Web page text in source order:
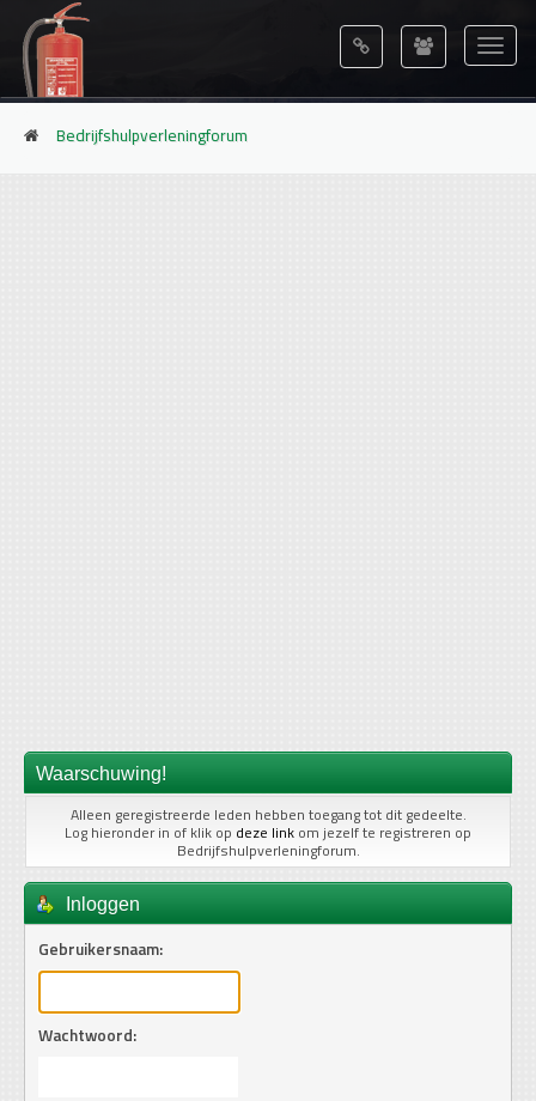
Bedrijfshulpverleningforum
Waarschuwing!
Alleen geregistreerde leden hebben toegang tot dit gedeelte.
Log hieronder in of klik op deze link om jezelf te registreren op
Bedrijfshulpverleningforum.
Inloggen
Gebruikersnaam:
Wachtwoord: